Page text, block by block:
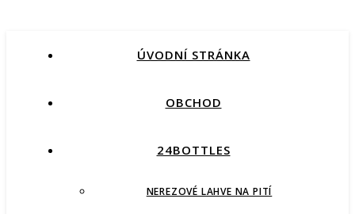
ÚVODNÍ STRÁNKA
OBCHOD
24BOTTLES
NEREZOVÉ LAHVE NA PITÍ